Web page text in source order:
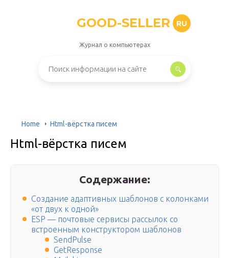
GOOD-SELLER RU
Журнал о компьютерах
Home Html-вёрстка писем
Html-вёрстка писем
Содержание:
Создание адаптивных шаблонов с колонками
«от двух к одной»
ESP — почтовые сервисы рассылок со
встроенным конструктором шаблонов
SendPulse
GetResponse